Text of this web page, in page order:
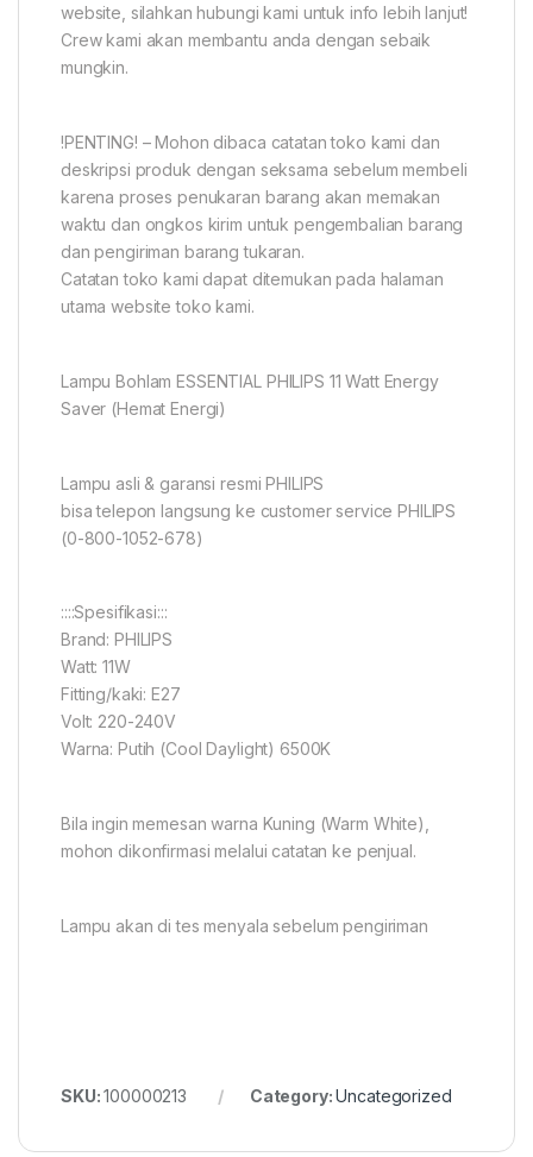
website, silahkan hubungi kami untuk info lebih lanjut!
Crew kami akan membantu anda dengan sebaik
mungkin.
!PENTING! – Mohon dibaca catatan toko kami dan
deskripsi produk dengan seksama sebelum membeli
karena proses penukaran barang akan memakan
waktu dan ongkos kirim untuk pengembalian barang
dan pengiriman barang tukaran.
Catatan toko kami dapat ditemukan pada halaman
utama website toko kami.
Lampu Bohlam ESSENTIAL PHILIPS 11 Watt Energy
Saver (Hemat Energi)
Lampu asli & garansi resmi PHILIPS
bisa telepon langsung ke customer service PHILIPS
(0-800-1052-678)
::::Spesifikasi:::
Brand: PHILIPS
Watt: 11W
Fitting/kaki: E27
Volt: 220-240V
Warna: Putih (Cool Daylight) 6500K
Bila ingin memesan warna Kuning (Warm White),
mohon dikonfirmasi melalui catatan ke penjual.
Lampu akan di tes menyala sebelum pengiriman
SKU:100000213 Category:Uncategorized